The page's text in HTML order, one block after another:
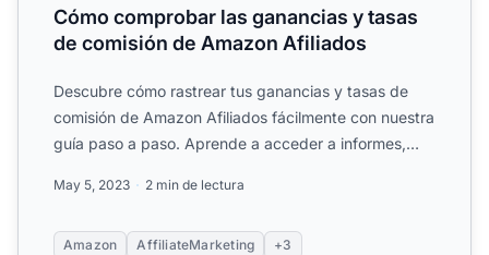
Cómo comprobar las ganancias y tasas
de comisión de Amazon Afiliados
Descubre cómo rastrear tus ganancias y tasas de
comisión de Amazon Afiliados fácilmente con nuestra
guía paso a paso. Aprende a acceder a informes,
May 5, 2023 2 min de lectura
Amazon AffiliateMarketing +3